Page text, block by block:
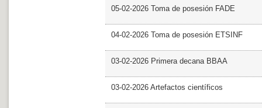
05-02-2026 Toma de posesión FADE
04-02-2026 Toma de posesión ETSINF
03-02-2026 Primera decana BBAA
03-02-2026 Artefactos científicos